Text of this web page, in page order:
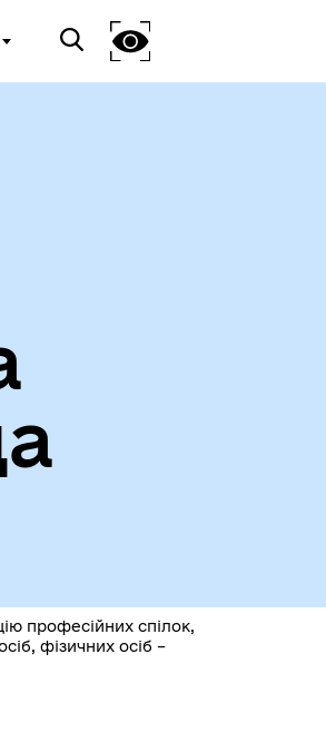
професійних спілок,
фізичних осіб –